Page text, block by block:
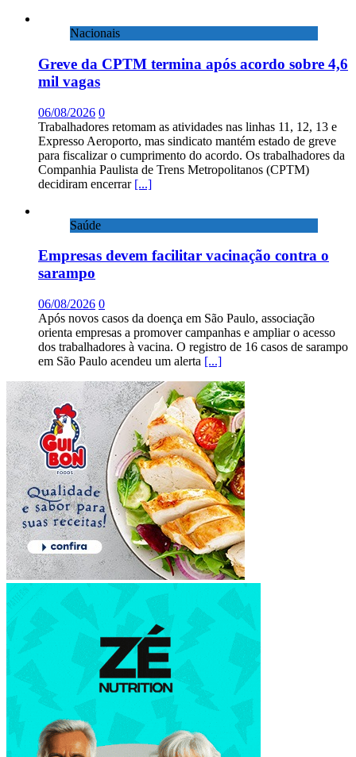
Nacionais
Greve da CPTM termina após acordo sobre 4,6
mil vagas
06/08/2026 0
Trabalhadores retomam as atividades nas linhas 11, 12, 13 e
Expresso Aeroporto, mas sindicato mantém estado de greve
para fiscalizar o cumprimento do acordo. Os trabalhadores da
Companhia Paulista de Trens Metropolitanos (CPTM)
decidiram encerrar [...]
Saúde
Empresas devem facilitar vacinação contra o
sarampo
06/08/2026 0
Após novos casos da doença em São Paulo, associação
orienta empresas a promover campanhas e ampliar o acesso
dos trabalhadores à vacina. O registro de 16 casos de sarampo
em São Paulo acendeu um alerta [...]